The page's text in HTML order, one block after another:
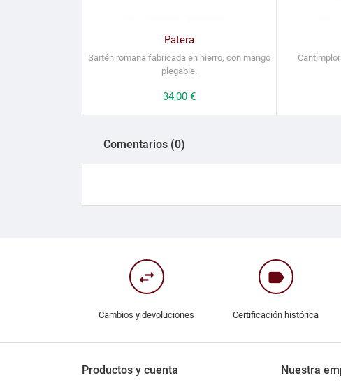
Patera
Sartén romana fabricada en hierro, con mango
plegable.
Precio
34,00 €
Comentarios (0)
swap_horiz
Cambios y devoluciones
label
Certificación histórica
Productos y cuenta Nuestra